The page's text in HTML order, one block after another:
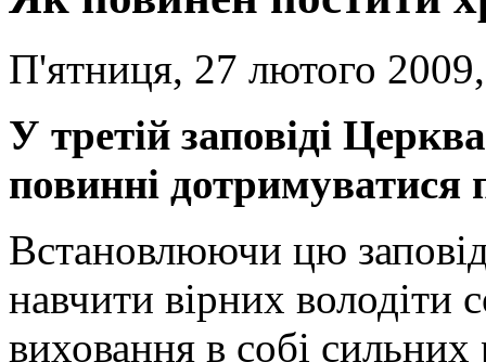
П'ятниця, 27 лютого
У третій заповіді
повинні дотримуватися
Встановлюючи цю
навчити вірних володіти
виховання в собі сильних